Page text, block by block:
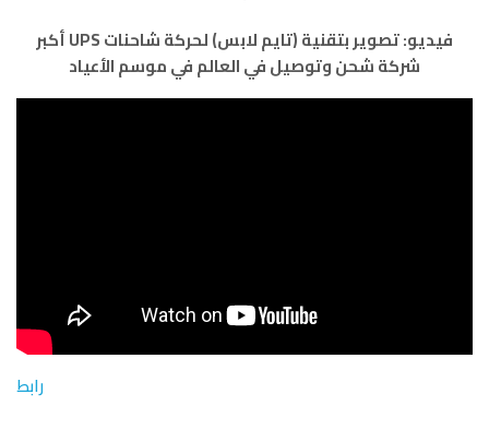
فيديو: تصوير بتقنية (تايم لابس) لحركة شاحنات UPS أكبر
شركة شحن وتوصيل في العالم في موسم الأعياد
رابط